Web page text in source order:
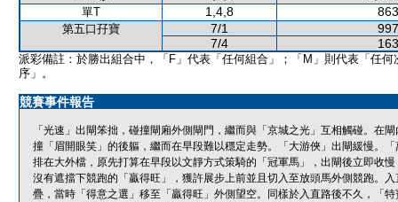
單T 1,4,8
第五口孖寶 7/1
7/4
派彩備註：於勝出組合中，「F」代表「任何組合」；「M」則代表「任何
序」。
競賽事件報告
「光速」出閘笨拙，碰撞閘廂外側閘門，繼而與「京城之光」互相觸碰。在
撞「眉開眼笑」的後軀，繼而在早段難以穩定走勢。「大游俠」出閘緩慢。
排在大外檔，原先打算在早段以文靜方式策騎的「冠軍馬」，出閘後立即收
沒有遮擋下競跑的「贏得旺」，獲許展步上前並且切入至放頭馬外側競跑。
疊，當時「得意之選」移至「贏得旺」外側望空。同樣於入直路後不久，「